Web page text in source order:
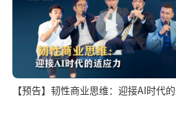
【预告】韧性商业思维：迎接AI时代